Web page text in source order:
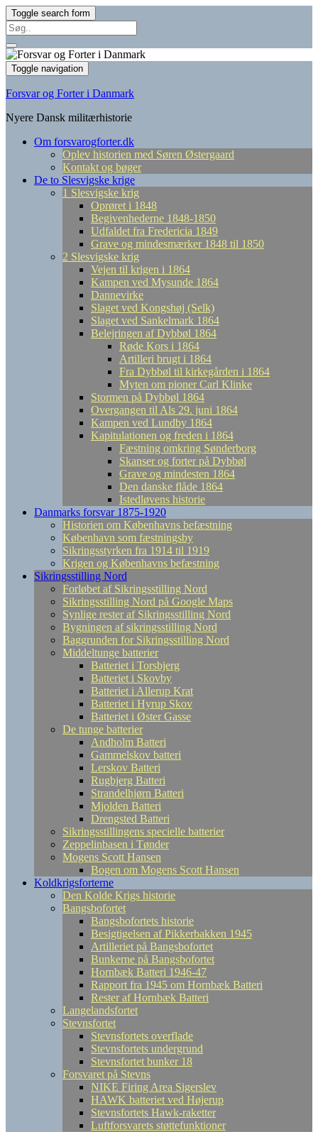
Toggle search form
Search
for:
Toggle navigation
Forsvar og Forter i Danmark
Nyere Dansk militærhistorie
Om forsvarogforter.dk
Oplev historien med Søren Østergaard
Kontakt og bøger
De to Slesvigske krige
1 Slesvigske krig
Oprøret i 1848
Begivenhederne 1848-1850
Udfaldet fra Fredericia 1849
Grave og mindesmærker 1848 til 1850
2 Slesvigske krig
Vejen til krigen i 1864
Kampen ved Mysunde 1864
Dannevirke
Slaget ved Kongshøj (Selk)
Slaget ved Sankelmark 1864
Belejringen af Dybbøl 1864
Røde Kors i 1864
Artilleri brugt i 1864
Fra Dybbøl til kirkegården i 1864
Myten om pioner Carl Klinke
Stormen på Dybbøl 1864
Overgangen til Als 29. juni 1864
Kampen ved Lundby 1864
Kapitulationen og freden i 1864
Fæstning omkring Sønderborg
Skanser og forter på Dybbøl
Grave og mindesten 1864
Den danske flåde 1864
Istedløvens historie
Danmarks forsvar 1875-1920
Historien om Københavns befæstning
København som fæstningsby
Sikringsstyrken fra 1914 til 1919
Krigen og Københavns befæstning
Sikringsstilling Nord
Forløbet af Sikringsstilling Nord
Sikringsstilling Nord på Google Maps
Synlige rester af Sikringsstilling Nord
Bygningen af sikringsstilling Nord
Baggrunden for Sikringsstilling Nord
Middeltunge batterier
Batteriet i Torsbjerg
Batteriet i Skovby
Batteriet i Allerup Krat
Batteriet i Hyrup Skov
Batteriet i Øster Gasse
De tunge batterier
Andholm Batteri
Gammelskov batteri
Lerskov Batteri
Rugbjerg Batteri
Strandelhjørn Batteri
Mjolden Batteri
Drengsted Batteri
Sikringsstillingens specielle batterier
Zeppelinbasen i Tønder
Mogens Scott Hansen
Bogen om Mogens Scott Hansen
Koldkrigsforterne
Den Kolde Krigs historie
Bangsbofortet
Bangsbofortets historie
Besigtigelsen af Pikkerbakken 1945
Artilleriet på Bangsbofortet
Bunkerne på Bangsbofortet
Hornbæk Batteri 1946-47
Rapport fra 1945 om Hornbæk Batteri
Rester af Hornbæk Batteri
Langelandsfortet
Stevnsfortet
Stevnsfortets overflade
Stevnsfortets undergrund
Stevnsfortet bunker 18
Forsvaret på Stevns
NIKE Firing Area Sigerslev
HAWK batteriet ved Højerup
Stevnsfortets Hawk-raketter
Luftforsvarets støttefunktioner